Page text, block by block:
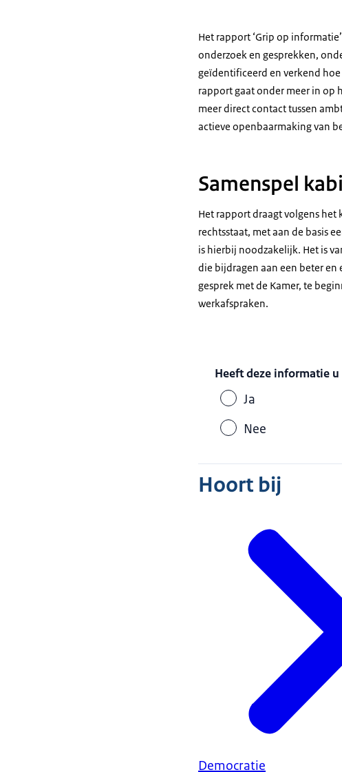
Het rapport ‘Grip op
onderzoek en gesprekken,
geïdentificeerd en verkend
rapport gaat onder meer in op
meer direct contact tussen
actieve openbaarmaking van
Samenspel
Het rapport draagt volgens
rechtsstaat, met aan de basis
is hierbij noodzakelijk. Het is
die bijdragen aan een beter en
gesprek met de Kamer, te
werkafspraken.
Heeft deze informatie
Ja
Nee
Hoort bij
Democratie